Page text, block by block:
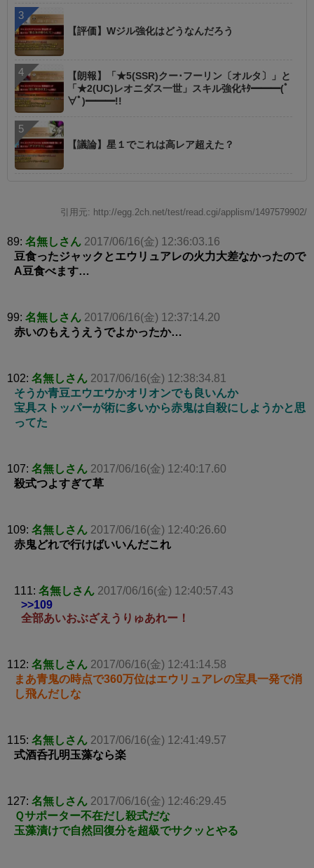
【評価】Wジル強化はどうなんだろう
【朗報】「★5(SSR)クー･フーリン〔オルタ〕」と
「★2(UC)レオニダス一世」スキル強化ｷﾀ━━━(ﾟ
∀ﾟ)━━━!!
【議論】星１でこれは高レア超えた？
引用元: http://egg.2ch.net/test/read.cgi/applism/1497579902/
89: 名無しさん 2017/06/16(金) 12:36:03.16
豆食ったジャックとエウリュアレの火力大差なかったので
A豆食べます…
99: 名無しさん 2017/06/16(金) 12:37:14.20
赤いのもえうえうでよかったか…
102: 名無しさん 2017/06/16(金) 12:38:34.81
そうか青豆エウエウかオリオンでも良いんか
宝具ストッパーが術に多いから赤鬼は自殺にしようかと思
ってた
107: 名無しさん 2017/06/16(金) 12:40:17.60
殺式つよすぎて草
109: 名無しさん 2017/06/16(金) 12:40:26.60
赤鬼どれで行けばいいんだこれ
111: 名無しさん 2017/06/16(金) 12:40:57.43
>>109
全部あいおぶざえうりゅあれー！
112: 名無しさん 2017/06/16(金) 12:41:14.58
まあ青鬼の時点で360万位はエウリュアレの宝具一発で消
し飛んだしな
115: 名無しさん 2017/06/16(金) 12:41:49.57
式酒呑孔明玉藻なら楽
127: 名無しさん 2017/06/16(金) 12:46:29.45
Ｑサポーター不在だし殺式だな
玉藻漬けで自然回復分を超級でサクッとやる